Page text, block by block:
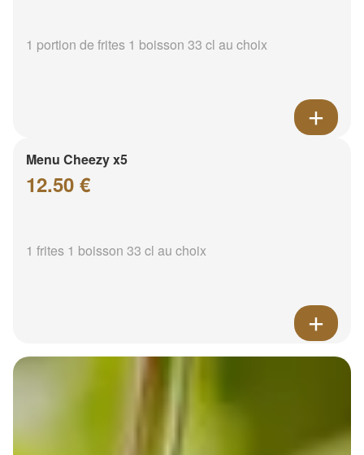
1 portion de frites 1 boisson 33 cl au choix
Menu Cheezy x5
12.50 €
1 frites 1 boisson 33 cl au choix